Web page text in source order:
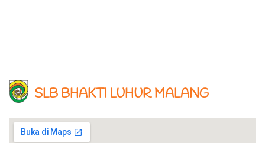
SLB BHAKTI LUHUR MALANG